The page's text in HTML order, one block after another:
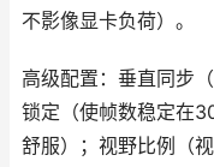
不影像显卡负荷）。
高级配置：垂直同步
锁定（使帧数稳定在
舒服）；视野比例（